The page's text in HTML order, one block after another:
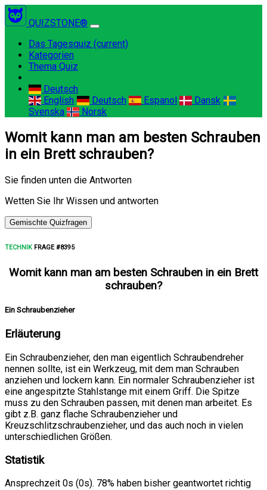
QUIZSTONE®
Das Tagesquiz (current)
Kategorien
Thema Quiz
Deutsch
English
Deutsch Espanol
Dansk
Svenska
Norsk
Womit kann man am besten Schrauben
in ein Brett schrauben?
Sie finden unten die Antworten
Wetten Sie Ihr Wissen und antworten
Gemischte Quizfragen
TECHNIKFRAGE #8395
Womit kann man am besten Schrauben in ein Brett
schrauben?
Ein Schraubenzieher
Erläuterung
Ein Schraubenzieher, den man eigentlich Schraubendreher
nennen sollte, ist ein Werkzeug, mit dem man Schrauben
anziehen und lockern kann. Ein normaler Schraubenzieher ist
eine angespitzte Stahlstange mit einem Griff. Die Spitze
muss zu den Schrauben passen, mit denen man arbeitet. Es
gibt z.B. ganz flache Schraubenzieher und
Kreuzschlitzschraubenzieher, und das auch noch in vielen
unterschiedlichen Größen.
Statistik
Ansprechzeit 0s (0s). 78% haben bisher geantwortet richtig